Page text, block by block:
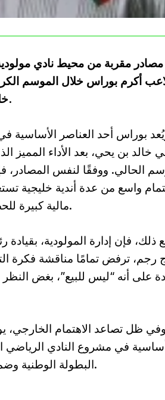
مقربة من محيط نادي
أكرم بوراس خلال الموسم
خليجية تسعى لضمه في فترة الانتقالات الصيفية المقبلة.
بوراس أحد العناصر الأساسية
خالد بن يحي، بعد الأداء المميز
الحالي. ووفقًا لنفس المصادر،
واسع من عدة أندية خليجية
مالية كبيرة للحصول على توقيعه.
ذلك، فإن إدارة المولودية،
رجم، ترفض تمامًا مناقشة فكرة
على أنه “ليس للبيع”، بغض
وفي ظل تصاعد الاهتمام الخارجي،
في مشروع النادي
البطولة الوطنية وضمان مشاركتها في دوري أبطال إفريقيا الموسم المقبل.